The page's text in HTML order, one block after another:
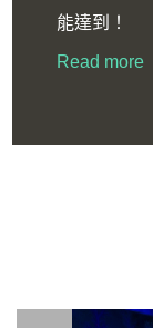
能達到！
Read more